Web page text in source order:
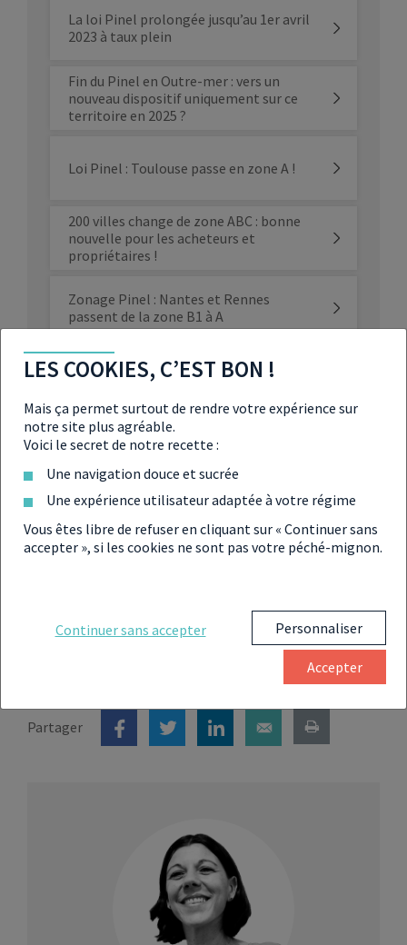
La loi Pinel prolongée jusqu’au 1er avril
2023 à taux plein
Fin du Pinel en Outre-mer : vers un
nouveau dispositif uniquement sur ce
territoire en 2025 ?
Loi Pinel : Toulouse passe en zone A !
200 villes change de zone ABC : bonne
nouvelle pour les acheteurs et
propriétaires !
Zonage Pinel : Nantes et Rennes
passent de la zone B1 à A
Loi Pinel : un dispositif « nécessaire
pour la mixité sociale » selon la Cour
Tout savoir sur la fin de la loi Pinel en
Vers une prolongation du dispositif
Pinel en 2025 ?
Partager
LES COOKIES, C’EST BON !
Mais ça permet surtout de rendre votre expérience sur
notre site plus agréable.
Voici le secret de notre recette :
Une navigation douce et sucrée
Une expérience utilisateur adaptée à votre régime
Vous êtes libre de refuser en cliquant sur « Continuer sans
accepter », si les cookies ne sont pas votre péché-mignon.
Continuer sans accepter Personnaliser
Accepter